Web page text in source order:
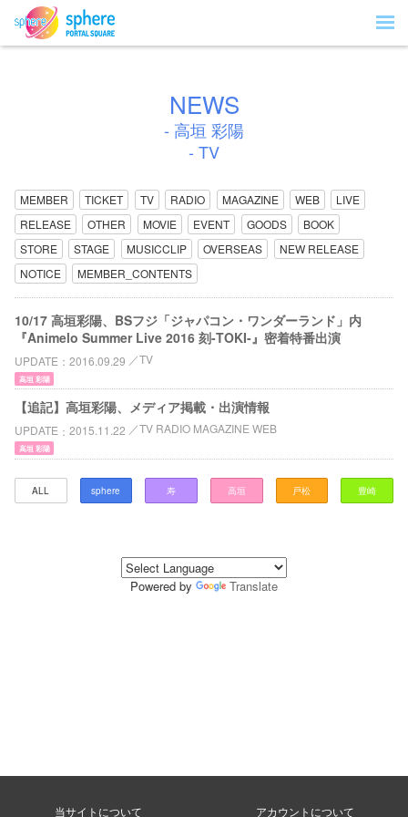
NEWS
- 高垣 彩陽
- TV
MEMBER TICKET TV RADIO MAGAZINE WEB
LIVE
RELEASE
OTHER MOVIE EVENT GOODS
BOOK
STORE
STAGE MUSICCLIP OVERSEAS
NEW RELEASE
NOTICE
MEMBER_CONTENTS
10/17 高垣彩陽、BSフジ「ジャパコン・ワンダーランド」内
『Animelo Summer Live 2016 刻-TOKI-』密着特番出演
UPDATE 2016.09.29 TV
高垣 彩陽
【追記】高垣彩陽、メディア掲載・出演情報
UPDATE 2015.11.22 TV RADIO MAGAZINE WEB
高垣 彩陽
ALL sphere 寿 高垣 戸松 豊崎
Powered by Translate
当サイトについて アカウントについて